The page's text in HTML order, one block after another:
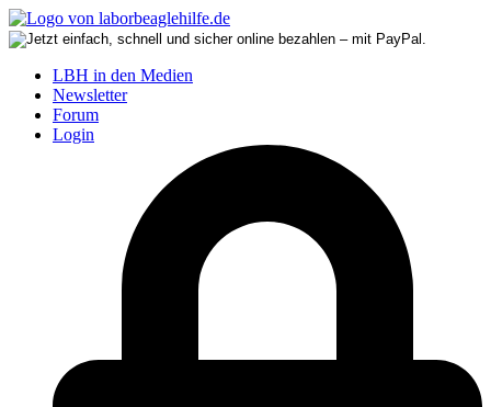
LBH in den Medien
Newsletter
Forum
Login